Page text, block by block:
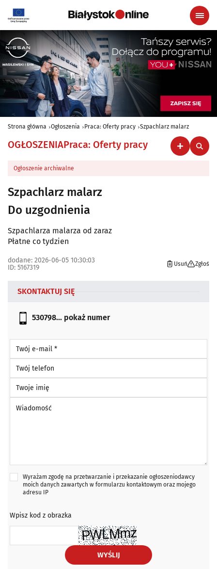
Strona główna Ogłoszenia Praca: Oferty pracy Szpachlarz malarz
OGŁOSZENIAPraca: Oferty pracy
Ogłoszenie archiwalne
Szpachlarz malarz
Do uzgodnienia
Szpachlarza malarza od zaraz
Płatne co tydzien
dodane: 2026-06-05 10:30:03
ID: 5167319
Usuń Zgłoś
SKONTAKTUJ SIĘ
530798... pokaż numer
Wyrażam zgodę na przetwarzanie i przekazanie ogłoszeniodawcy
moich danych zawartych w formularzu kontaktowym oraz mojego
adresu IP
Wpisz kod z obrazka
WYŚLIJ